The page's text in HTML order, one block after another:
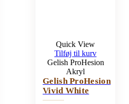
Quick View
Tilføj til kurv
Gelish ProHesion
Akryl
Gelish ProHesion
Vivid White